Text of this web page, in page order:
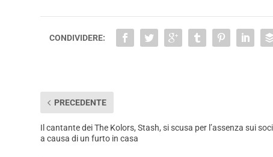
CONDIVIDERE:
PRECEDENTE
Il cantante dei The Kolors, Stash, si scusa per l’assenza sui
a causa di un furto in casa